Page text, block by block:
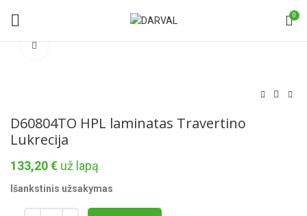
0
D60804TO HPL laminatas Travertino
Lukrecija
133,20€ už lapą
Išankstinis užsakymas